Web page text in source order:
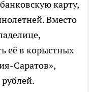
карту,
Вместо
её в корыстных
Саратов»,